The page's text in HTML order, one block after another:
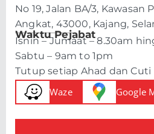
No 19, Jalan BA/3, Kawasan
Angkat, 43000, Kajang,
Waktu Pejabat
Isnin – Jumaat – 8.30am
Sabtu – 9am to 1pm
Tutup setiap Ahad dan
Waze Google